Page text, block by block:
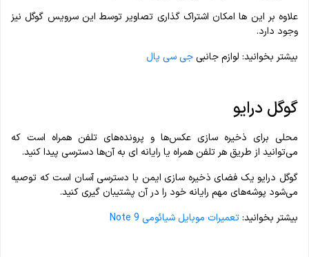
علاوه بر این ها امکان اشتراک گذاری تصاویر توسط این سرویس گوگل نیز
وجود دارد.
بیشتر بخوانید: لوازم جانبی جی سی پال
گوگل درایو
محلی برای ذخیره سازی عکس‌ها و پرونده‌های تلفن همراه است که
می‌توانید از طریق هر تلفن‌ همراه یا رایانه ای به آن‌ها دسترسی پیدا کنید.
گوگل درایو یک فضای ذخیره سازی ایمن با دسترسی آسان است که توصیه
می‌شود پوشه‌های مهم رایانه خود را در آن پشتیبان گیری کنید.
بیشتر بخوانید:تعمیرات موبایل شیائومی Note 9